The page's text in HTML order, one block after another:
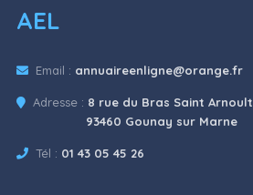
AEL
Email : annuaireenligne@orange.fr
Adresse : 8 rue du Bras Saint Arnoult
93460 Gounay sur Marne
Tél : 01 43 05 45 26